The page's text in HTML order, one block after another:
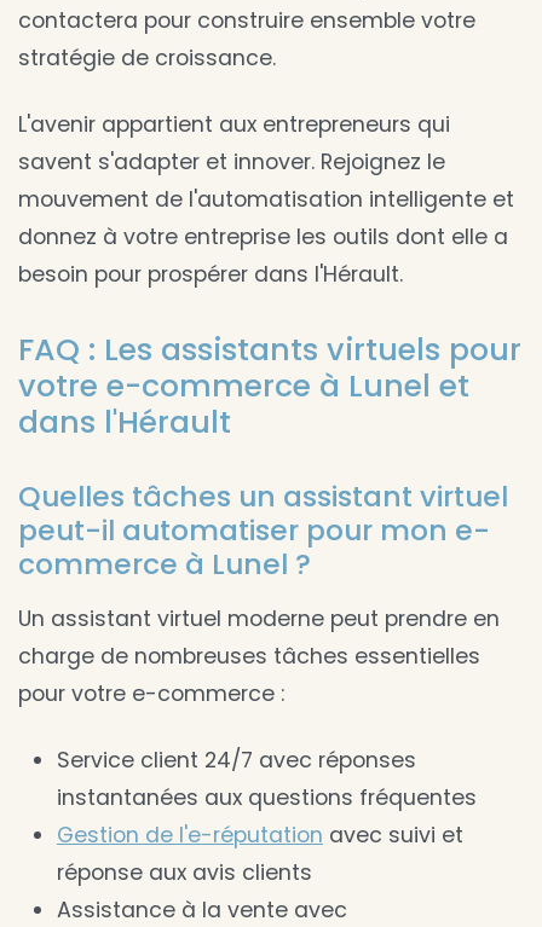
contactera pour construire ensemble votre
stratégie de croissance.
L'avenir appartient aux entrepreneurs qui
savent s'adapter et innover. Rejoignez le
mouvement de l'automatisation intelligente et
donnez à votre entreprise les outils dont elle a
besoin pour prospérer dans l'Hérault.
FAQ : Les assistants virtuels pour
votre e-commerce à Lunel et
dans l'Hérault
Quelles tâches un assistant virtuel
peut-il automatiser pour mon e-
commerce à Lunel ?
Un assistant virtuel moderne peut prendre en
charge de nombreuses tâches essentielles
pour votre e-commerce :
Service client 24/7 avec réponses
instantanées aux questions fréquentes
Gestion de l'e-réputation avec suivi et
réponse aux avis clients
Assistance à la vente avec